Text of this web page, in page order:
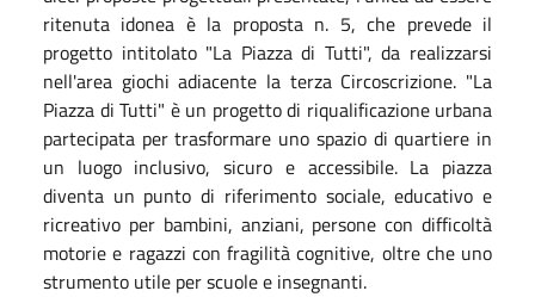
ritenuta idonea è la proposta n. 5, che prevede il
progetto intitolato "La Piazza di Tutti", da realizzarsi
nell'area giochi adiacente la terza Circoscrizione. "La
Piazza di Tutti" è un progetto di riqualificazione urbana
partecipata per trasformare uno spazio di quartiere in
un luogo inclusivo, sicuro e accessibile. La piazza
diventa un punto di riferimento sociale, educativo e
ricreativo per bambini, anziani, persone con difficoltà
motorie e ragazzi con fragilità cognitive, oltre che uno
strumento utile per scuole e insegnanti.